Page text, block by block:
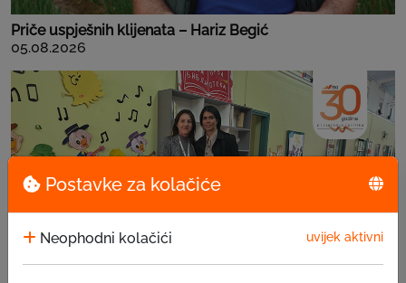
Postavke za kolačiće
Neophodni kolačići uvijek aktivni
Priče uspješnih klijenata – Hariz Begić
05.08.2026